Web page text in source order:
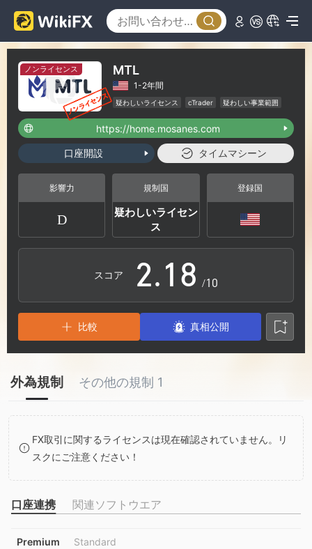
ノンライセンス MTL
1-2年間
疑わしいライセンス cTrader
疑わしい事業範囲
ハイリスクレベル
https://home.mosanes.com
口座開設 タイムマシーン
影響力
D
規制国
疑わしいライセン
ス
登録国
スコア
0
1
2
3
4
5
6
7
8
.
0
1
2
3
5
6
7
2
4
5
6
7
8
9
/10
比較 真相公開
外為規制 その他の規制 1
FX取引に関するライセンスは現在確認されていません。リ
スクにご注意ください！
口座連携 関連ソフトウエア
Premium Standard